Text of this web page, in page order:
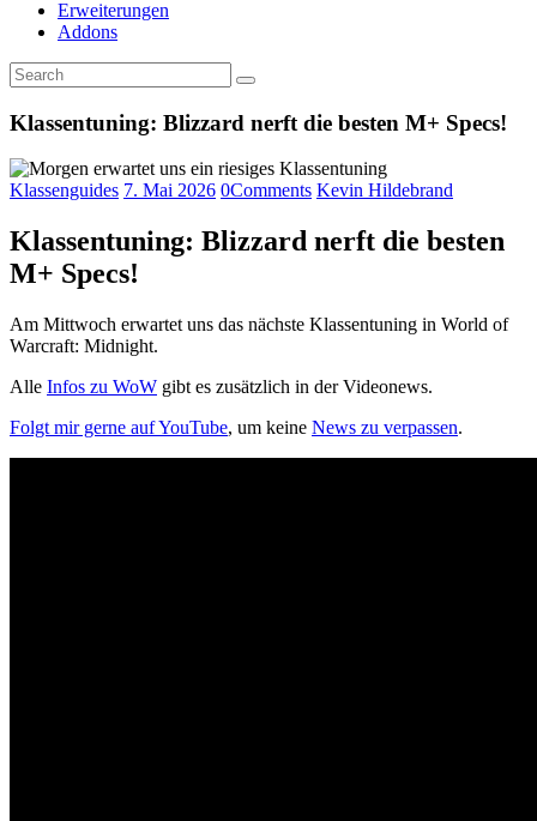
Erweiterungen
Addons
Klassentuning: Blizzard nerft die besten M+ Specs!
Klassenguides 7. Mai 2026 0Comments Kevin Hildebrand
Klassentuning: Blizzard nerft die besten
M+ Specs!
Am Mittwoch erwartet uns das nächste Klassentuning in World of
Warcraft: Midnight.
Alle Infos zu WoW gibt es zusätzlich in der Videonews.
Folgt mir gerne auf YouTube, um keine News zu verpassen.